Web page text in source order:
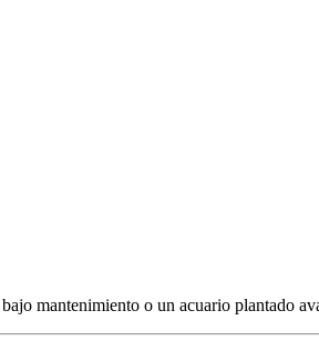
mantenimiento o un acuario plantado